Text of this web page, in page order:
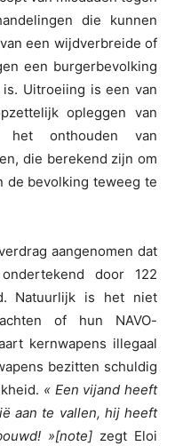
die kunnen
een wijdverbreide of
een burgerbevolking
Uitroeiing is een van
opleggen van
het onthouden van
die berekend zijn om
de bevolking teweeg te
aangenomen dat
door 122
Natuurlijk is het niet
of hun NAVO-
kernwapens illegaal
bezitten schuldig
« Een vijand heeft
aan te vallen, hij heeft
»[note]zegt Eloi